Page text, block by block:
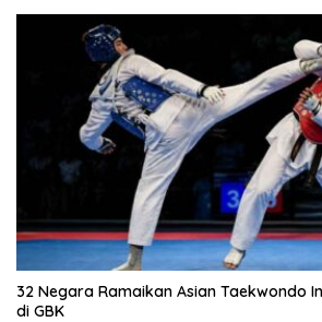
32 Negara Ramaikan Asian Taekwondo
di GBK